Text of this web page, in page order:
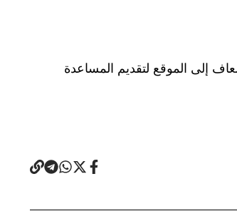
إلى الموقع لتقديم المساعدة